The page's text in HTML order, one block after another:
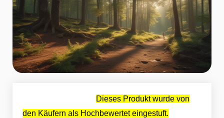
Dieses Produkt wurde von
den Käufern als Hochbewertet eingestuft.